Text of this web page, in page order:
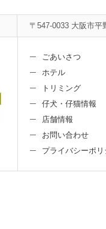
〒547-0033 大阪市平
ごあいさつ
ホテル
トリミング
仔犬・仔猫情報
店舗情報
お問い合わせ
プライバシーポリ